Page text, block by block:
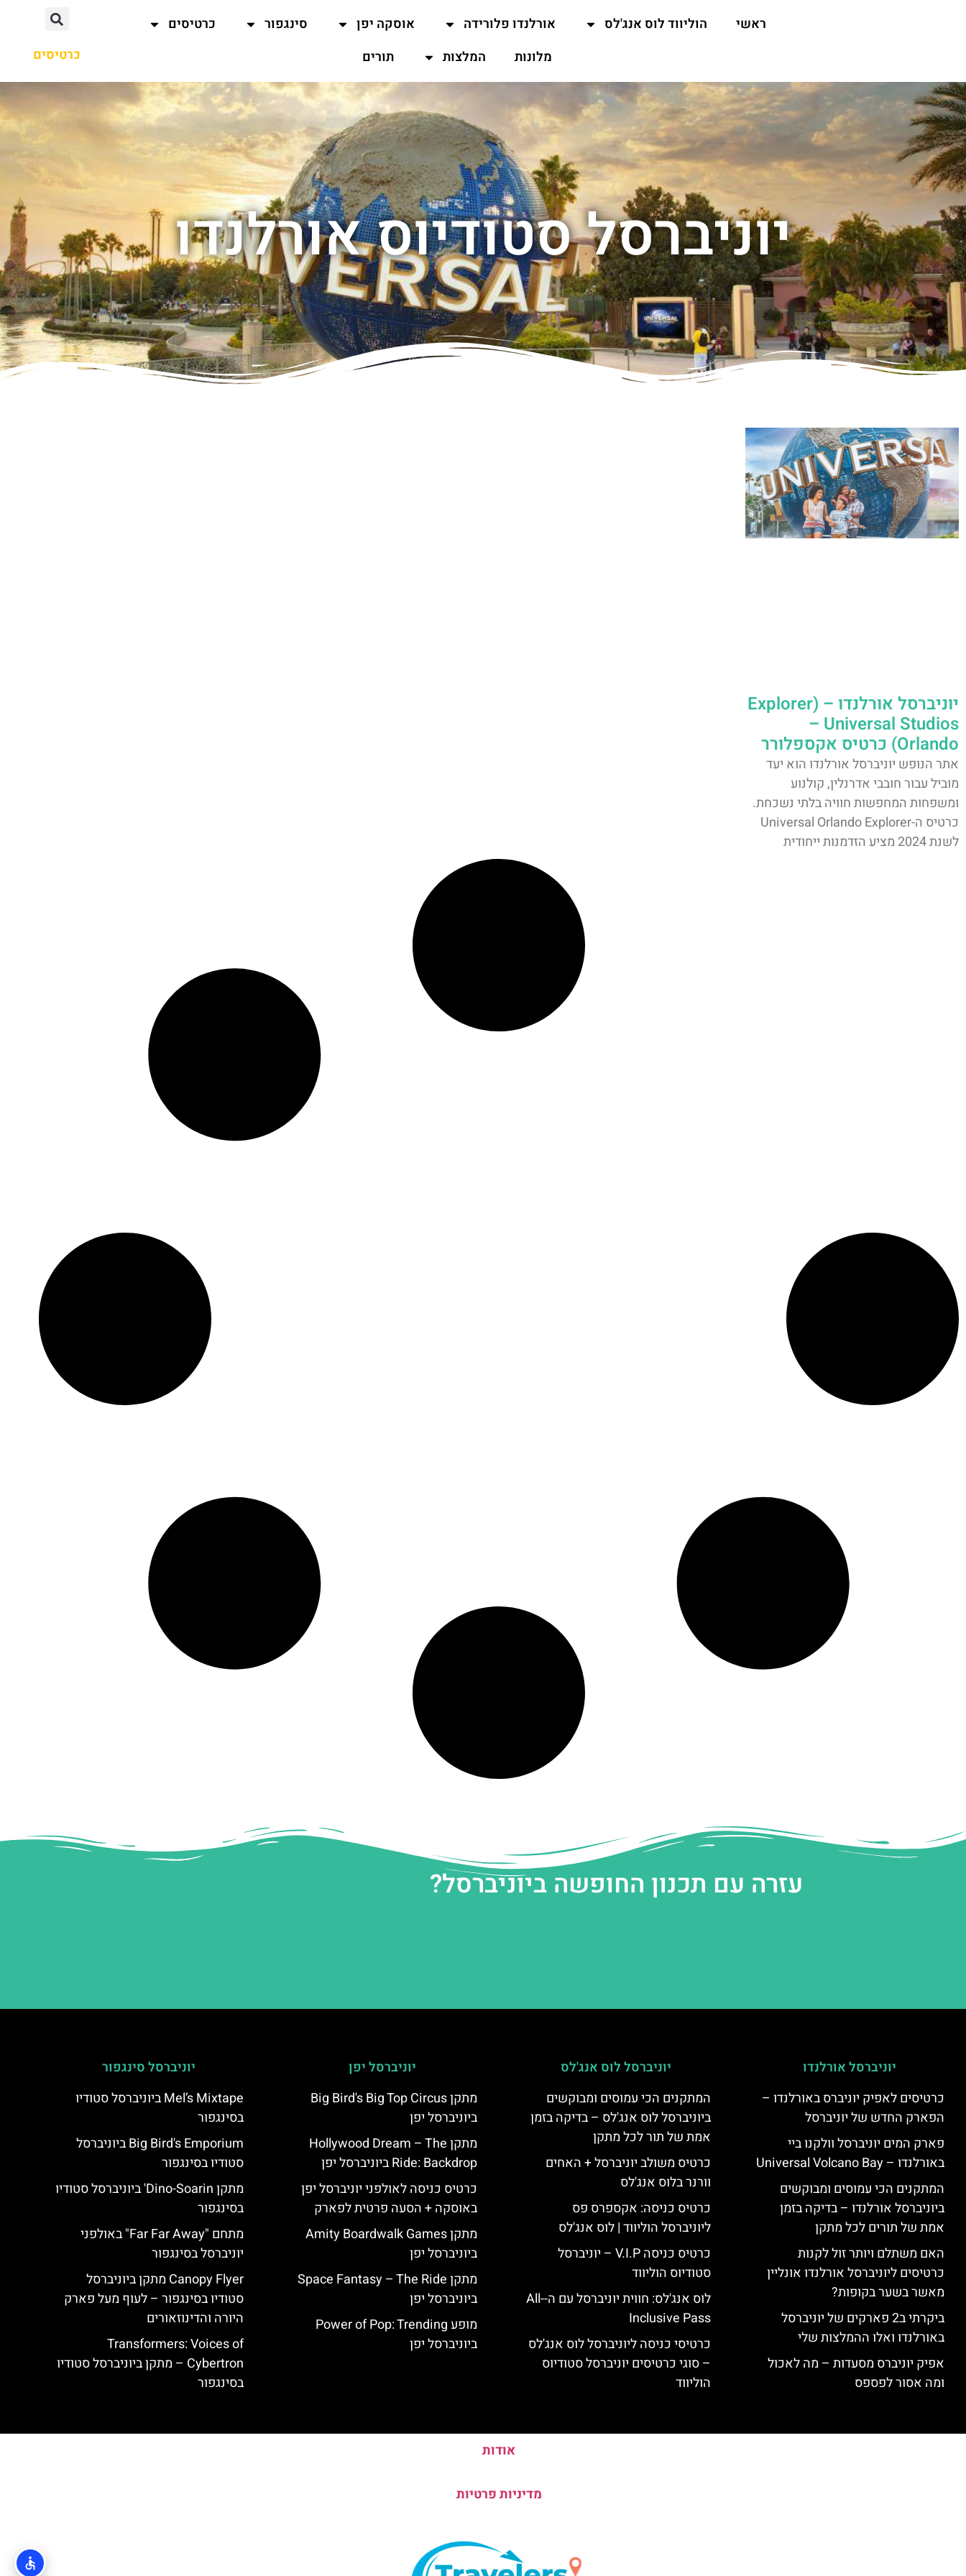
ראשי הוליווד לוס אנג'לס אורלנדו פלורידה אוסקה יפן סינגפור
כרטיסים
מלונות
המלצות תורים כרטיסים
יוניברסל סטודיוס אורלנדו
יוניברסל אורלנדו – (Explorer
– Universal Studios
Orlando) כרטיס אקספלורר
אתר הנופש יוניברסל אורלנדו הוא יעד
מוביל עבור חובבי אדרנלין, קולנוע
ומשפחות המחפשות חוויה בלתי נשכחת.
כרטיס ה-Universal Orlando Explorer
לשנת 2024 מציע הזדמנות ייחודית
עזרה עם תכנון החופשה ביוניברסל?
יוניברסל אורלנדו
כרטיסים לאפיק יוניברס באורלנדו –
הפארק החדש של יוניברסל
פארק המים יוניברסל וולקנו ביי
באורלנדו – Universal Volcano Bay
המתקנים הכי עמוסים ומבוקשים
ביוניברסל אורלנדו – בדיקה בזמן
אמת של תורים לכל מתקן
האם משתלם ויותר זול לקנות
כרטיסים ליוניברסל אורלנדו אונליין
מאשר בשער בקופות?
ביקרתי ב2 פארקים של יוניברסל
באורלנדו ואלו ההמלצות שלי
אפיק יוניברס מסעדות – מה לאכול
ומה אסור לפספס
יוניברסל לוס אנג'לס
המתקנים הכי עמוסים ומבוקשים
ביוניברסל לוס אנג'לס – בדיקה בזמן
אמת של תור לכל מתקן
כרטיס משולב יוניברסל + האחים
וורנר בלוס אנג'לס
כרטיס כניסה: אקספרס פס
ליוניברסל הוליווד | לוס אנג'לס
כרטיס כניסה V.I.P – יוניברסל
סטודיוס הוליווד
לוס אנג'לס: חווית יוניברסל עם ה-All-
Inclusive Pass
כרטיסי כניסה ליוניברסל לוס אנג'לס
– סוגי כרטיסים יוניברסל סטודיוס
הוליווד
יוניברסל יפן
מתקן Big Bird's Big Top Circus
ביוניברסל יפן
מתקן Hollywood Dream – The
Ride: Backdrop ביוניברסל יפן
כרטיס כניסה לאולפני יוניברסל יפן
באוסקה + הסעה פרטית לפארק
מתקן Amity Boardwalk Games
ביוניברסל יפן
מתקן Space Fantasy – The Ride
ביוניברסל יפן
מופע Power of Pop: Trending
ביוניברסל יפן
יוניברסל סינגפור
Mel’s Mixtape ביוניברסל סטודיו
בסינגפור
Big Bird's Emporium ביוניברסל
סטודיו בסינגפור
מתקן Dino-Soarin' ביוניברסל סטודיו
בסינגפור
מתחם "Far Far Away" באולפני
יוניברסל בסינגפור
Canopy Flyer מתקן ביוניברסל
סטודיו בסינגפור – לעוף מעל פארק
היורה והדינוזאורים
Transformers: Voices of
Cybertron – מתקן ביוניברסל סטודיו
בסינגפור
אודות
מדיניות פרטיות